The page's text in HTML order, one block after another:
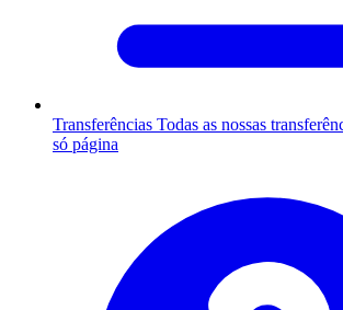
Transferências Todas as nossas
só página